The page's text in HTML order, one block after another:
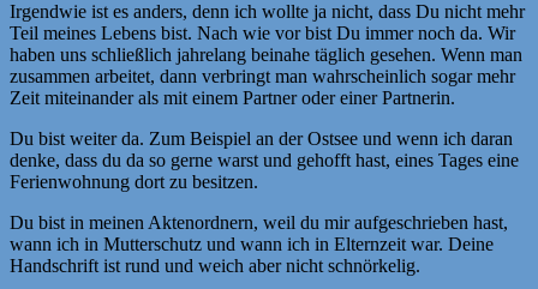
Irgendwie ist es anders, denn ich wollte ja nicht, dass Du nicht mehr
Teil meines Lebens bist. Nach wie vor bist Du immer noch da. Wir
haben uns schließlich jahrelang beinahe täglich gesehen. Wenn man
zusammen arbeitet, dann verbringt man wahrscheinlich sogar mehr
Zeit miteinander als mit einem Partner oder einer Partnerin.
Du bist weiter da. Zum Beispiel an der Ostsee und wenn ich daran
denke, dass du da so gerne warst und gehofft hast, eines Tages eine
Ferienwohnung dort zu besitzen.
Du bist in meinen Aktenordnern, weil du mir aufgeschrieben hast,
wann ich in Mutterschutz und wann ich in Elternzeit war. Deine
Handschrift ist rund und weich aber nicht schnörkelig.